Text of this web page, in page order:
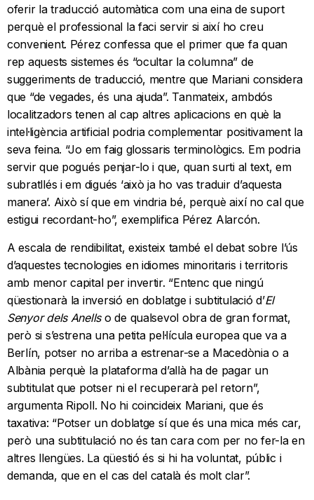
oferir la traducció automàtica com una eina de suport
perquè el professional la faci servir si així ho creu
convenient. Pérez confessa que el primer que fa quan
rep aquests sistemes és “ocultar la columna” de
suggeriments de traducció, mentre que Mariani considera
que “de vegades, és una ajuda”. Tanmateix, ambdós
localitzadors tenen al cap altres aplicacions en què la
intel·ligència artificial podria complementar positivament la
seva feina. “Jo em faig glossaris terminològics. Em podria
servir que pogués penjar-lo i que, quan surti al text, em
subratllés i em digués ‘això ja ho vas traduir d’aquesta
manera’. Això sí que em vindria bé, perquè així no cal que
estigui recordant-ho”, exemplifica Pérez Alarcón.
A escala de rendibilitat, existeix també el debat sobre l’ús
d’aquestes tecnologies en idiomes minoritaris i territoris
amb menor capital per invertir. “Entenc que ningú
qüestionarà la inversió en doblatge i subtitulació d’El
Senyor dels Anellso de qualsevol obra de gran format,
però si s’estrena una petita pel·lícula europea que va a
Berlín, potser no arriba a estrenar-se a Macedònia o a
Albània perquè la plataforma d’allà ha de pagar un
subtitulat que potser ni el recuperarà pel retorn”,
argumenta Ripoll. No hi coincideix Mariani, que és
taxativa: “Potser un doblatge sí que és una mica més car,
però una subtitulació no és tan cara com per no fer-la en
altres llengües. La qüestió és si hi ha voluntat, públic i
demanda, que en el cas del català és molt clar”.